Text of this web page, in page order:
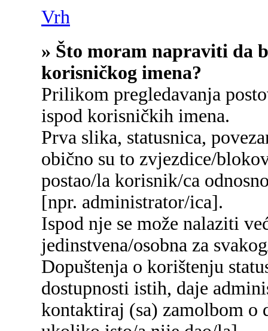
Vrh
» Što moram napraviti da
korisničkog imena?
Prilikom pregledavanja
ispod korisničkih imena.
Prva slika, statusnica,
obično su to zvjezdice/
postao/la korisnik/ca
[npr. administrator/ica].
Ispod nje se može nalaziti
jedinstvena/osobna za
Dopuštenja o korištenju
dostupnosti istih, daje
kontaktiraj (sa) zamolbom o